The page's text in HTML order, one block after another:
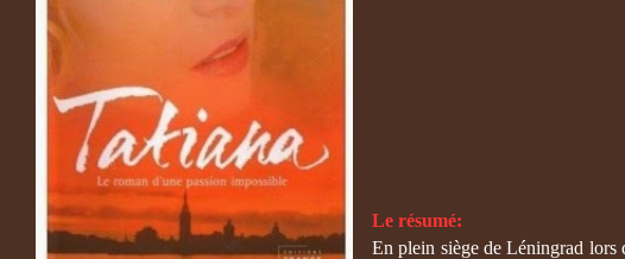
Le résumé:
En plein siège de Léningrad lors